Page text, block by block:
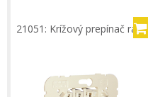
21051: Krížový prepínač rad.7